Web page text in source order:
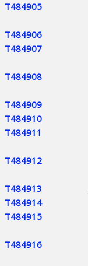
T484905
T484906
T484907
T484908
T484909
T484910
T484911
T484912
T484913
T484914
T484915
T484916